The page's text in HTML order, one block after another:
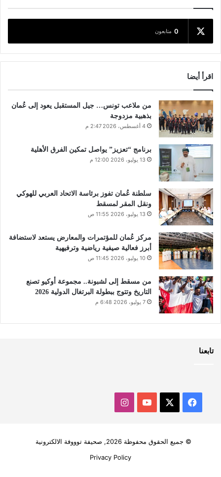
0 متابعون
اقرأ أيضا
من ملاعب تونس… جيل المستقبل يعود إلى عُمان
بذهبية مزدوجة
4 أغسطس، 2026 2:47 م
برنامج “تعزيز” يواصل تمكين الفرق الأهلية
13 يوليو، 2026 12:00 م
سلطنة عُمان تفوز برئاسة الاتحاد العربي للهوكي
ونقل المقر لمسقط
13 يوليو، 2026 11:55 ص
مركز عُمان للمؤتمرات والمعارض يستعد لاستضافة
أبرز فعالية صيفية رياضية وترفيهية
10 يوليو، 2026 11:45 ص
من مسقط إلى لشبونة.. مجموعة أوكيو تصنع
التاريخ وتتوج ببطولة البرتغال الدولية 2026
7 يوليو، 2026 6:48 م
تابعنا
فيسبوك ‫YouTubeانستقرام
© جميع الحقوق محفوظة 2026, صحيفة توووفة الالكترونية
Privacy Policy